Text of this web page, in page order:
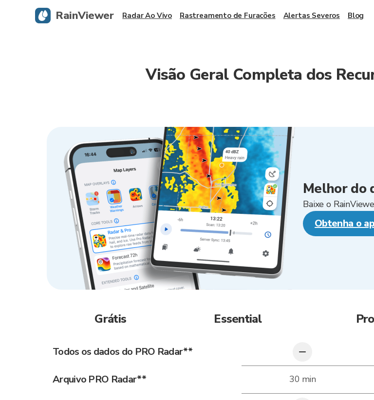
Visão Geral Completa dos
Melhor do
Baixe o
Obtenha o
Grátis Essential Pro
Todos os dados do PRO Radar**
Arquivo PRO Radar** 30 min
RainViewer Radar Ao Vivo Rastreamento de Furacões Alertas Severos Blog